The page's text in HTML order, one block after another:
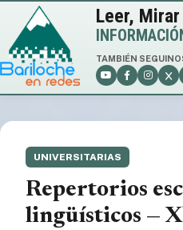
Leer,
TAMBIÉN
UNIVERSITARIAS
Repertorios
lingüísticos —